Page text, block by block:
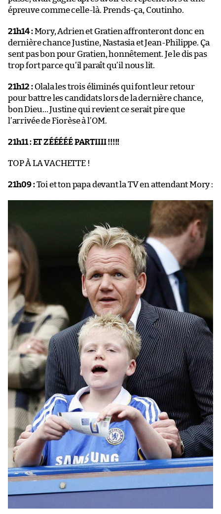
épreuve comme celle-là. Prends-ça, Coutinho.
21h14 :Mory, Adrien et Gratien affronteront donc en
dernière chance Justine, Nastasia et Jean-Philippe. Ça
sent pas bon pour Gratien, honnêtement. Je le dis pas
trop fort parce qu’il paraît qu’il nous lit.
21h12 :Olala les trois éliminés qui font leur retour
pour battre les candidats lors de la dernière chance,
bon Dieu… Justine qui revient ce serait pire que
l’arrivée de Fiorèse à l’OM.
21h11 :ET ZÉÉÉÉÉ PARTIIII !!!!!
TOP À LA VACHETTE !
21h09 :Toi et ton papa devant la TV en attendant Mory :